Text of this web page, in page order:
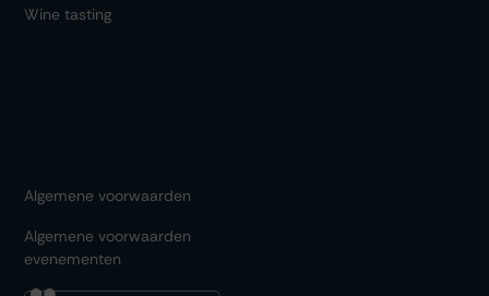
Wine tasting
Algemene voorwaarden
Algemene voorwaarden
evenementen